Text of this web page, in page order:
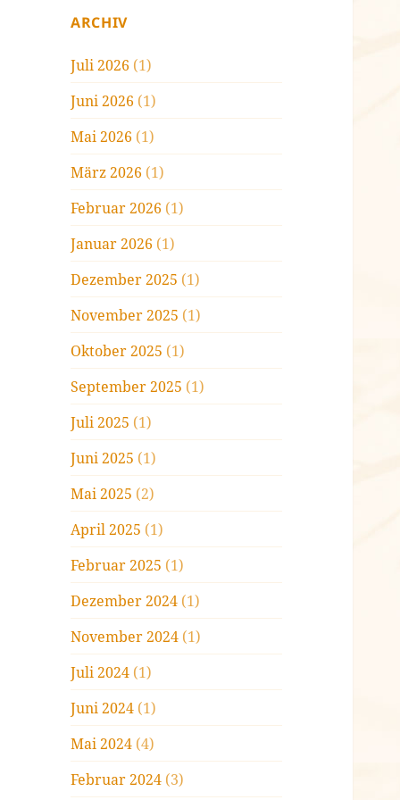
ARCHIV
Juli 2026 (1)
Juni 2026 (1)
Mai 2026 (1)
März 2026 (1)
Februar 2026 (1)
Januar 2026 (1)
Dezember 2025 (1)
November 2025 (1)
Oktober 2025 (1)
September 2025 (1)
Juli 2025 (1)
Juni 2025 (1)
Mai 2025 (2)
April 2025 (1)
Februar 2025 (1)
Dezember 2024 (1)
November 2024 (1)
Juli 2024 (1)
Juni 2024 (1)
Mai 2024 (4)
Februar 2024 (3)